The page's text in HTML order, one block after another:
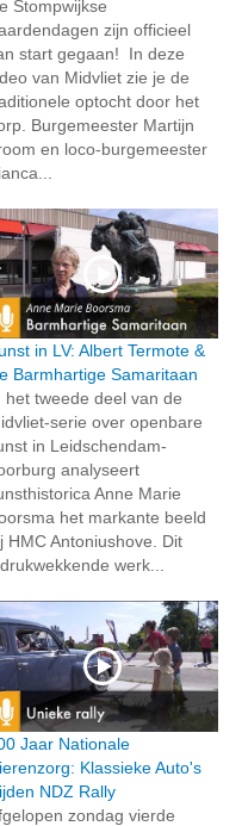
Stompwijkse
zijn officieel
start gegaan! In deze
van Midvliet zie je de
optocht door het
Burgemeester Martijn
en loco-burgemeester
in LV: Albert Termote &
Barmhartige Samaritaan
het tweede deel van de
serie over openbare
in Leidschendam-
analyseert
Anne Marie
het markante beeld
HMC Antoniushove. Dit
werk...
Jaar Nationale
Klassieke Auto's
NDZ Rally
zondag vierde